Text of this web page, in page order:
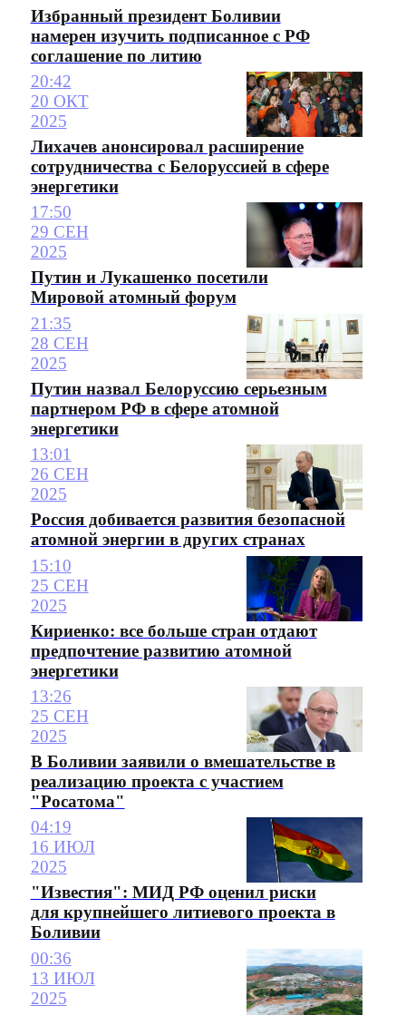
Избранный президент Боливии
намерен изучить подписанное с РФ
соглашение по литию
20:42
20 ОКТ
2025
Лихачев анонсировал расширение
сотрудничества с Белоруссией в сфере
энергетики
17:50
29 СЕН
2025
Путин и Лукашенко посетили
Мировой атомный форум
21:35
28 СЕН
2025
Путин назвал Белоруссию серьезным
партнером РФ в сфере атомной
энергетики
13:01
26 СЕН
2025
Россия добивается развития безопасной
атомной энергии в других странах
15:10
25 СЕН
2025
Кириенко: все больше стран отдают
предпочтение развитию атомной
энергетики
13:26
25 СЕН
2025
В Боливии заявили о вмешательстве в
реализацию проекта с участием
"Росатома"
04:19
16 ИЮЛ
2025
"Известия": МИД РФ оценил риски
для крупнейшего литиевого проекта в
Боливии
00:36
13 ИЮЛ
2025